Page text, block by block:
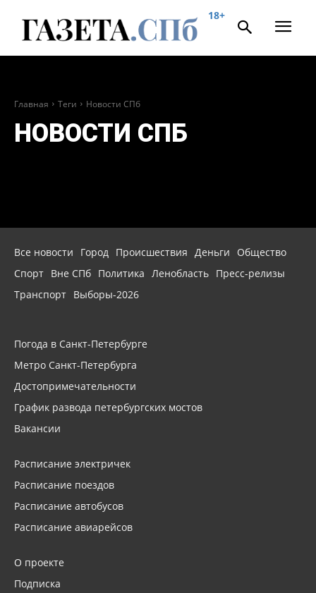
18+
Главная Теги Новости СПб
НОВОСТИ СПБ
Все новости Город Происшествия Деньги
Общество
Спорт Вне СПб Политика Ленобласть Пресс-релизы
Транспорт Выборы-2026
Погода в Санкт-Петербурге
Метро Санкт-Петербурга
Достопримечательности
График развода петербургских мостов
Вакансии
Расписание электричек
Расписание поездов
Расписание автобусов
Расписание авиарейсов
О проекте
Подписка